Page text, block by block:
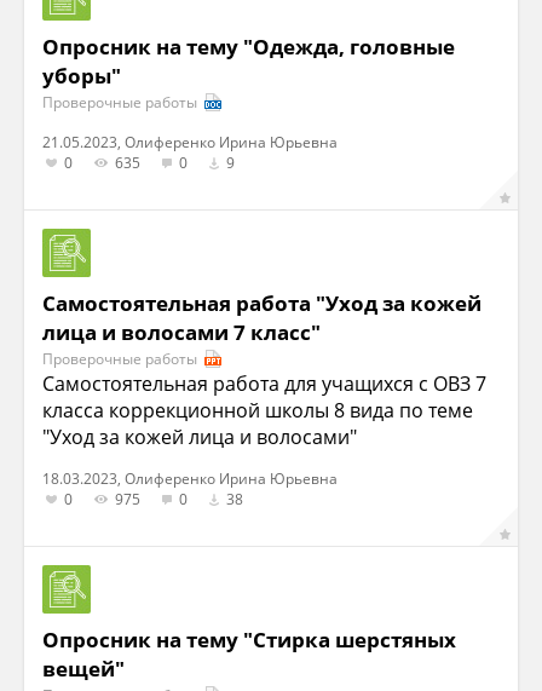
Опросник на тему "Одежда, головные
уборы"
Проверочные работы
21.05.2023, Олиференко Ирина Юрьевна
0
635 0 9
Самостоятельная работа "Уход за кожей
лица и волосами 7 класс"
Проверочные работы
Самостоятельная работа для учащихся с ОВЗ 7
класса коррекционной школы 8 вида по теме
"Уход за кожей лица и волосами"
18.03.2023, Олиференко Ирина Юрьевна
0
975 0 38
Опросник на тему "Стирка шерстяных
вещей"